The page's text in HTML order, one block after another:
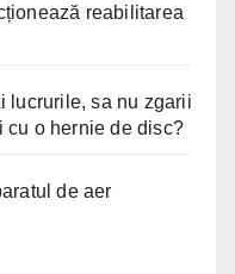
reabilitarea
lucrurile, sa nu zgarii
cu o hernie de disc?
de aer